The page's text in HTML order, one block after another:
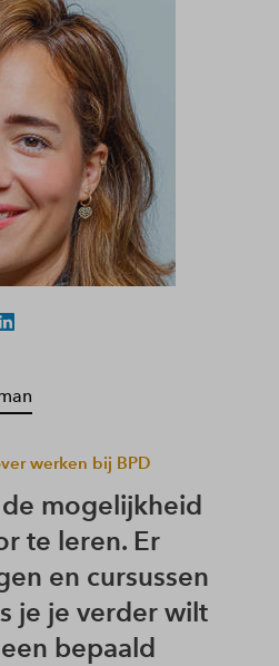
werken bij BPD
mogelijkheid
te leren. Er
en cursussen
je je verder wilt
bepaald